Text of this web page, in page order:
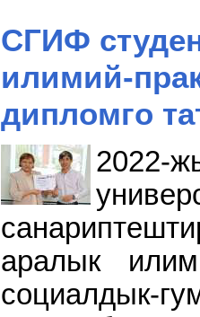
СГИФ
илимий-
дипломго
2022-
аралык
социалдык-